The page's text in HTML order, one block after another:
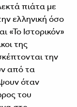
πιάτα με
ελληνική όσο
«Το Ιστορικόν»
της
την
από τα
όταν
του